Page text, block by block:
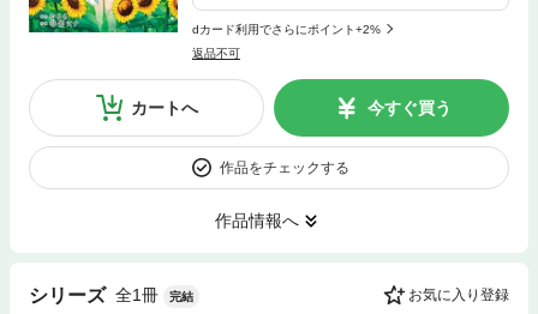
dカード利用でさらにポイント+2%
返品不可
カートへ 今すぐ買う
作品をチェックする
作品情報へ
シリーズ 全1冊 完結 お気に入り登録